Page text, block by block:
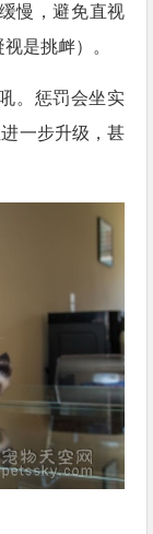
慢，避免直视
是挑衅）。
。惩罚会坐实
一步升级，甚